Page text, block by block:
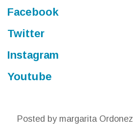
Facebook
Twitter
Instagram
Youtube
Posted by margarita Ordonez